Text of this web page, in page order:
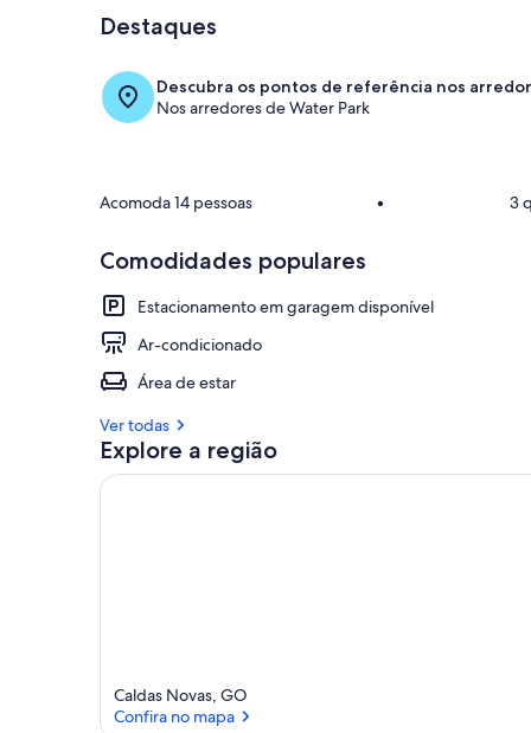
Destaques
Descubra os pontos de referência nos
Nos arredores de Water Park
Acomoda 14 pessoas • 3
Comodidades populares
Estacionamento em garagem disponível
Ar-condicionado
Área de estar
Ver todas
Explore a região
Caldas Novas, GO
Confira no mapa